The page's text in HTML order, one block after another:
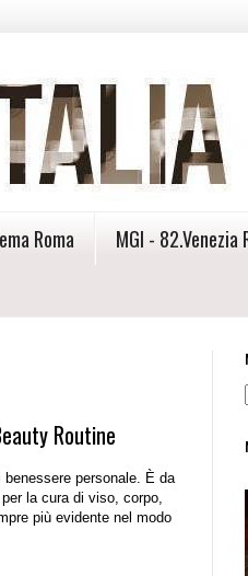
Roma MGI - 82.Venezia
Routine
personale. È da
la cura di viso, corpo,
più evidente nel modo